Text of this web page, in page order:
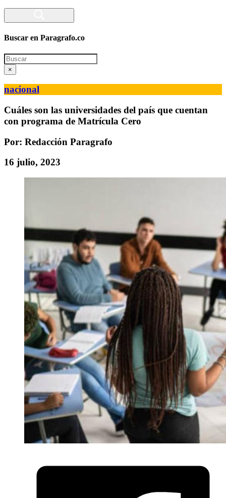
Buscar en Paragrafo.co
Search
×
nacional
Cuáles son las universidades del país que cuentan
con programa de Matrícula Cero
Por: Redacción Paragrafo
16 julio, 2023